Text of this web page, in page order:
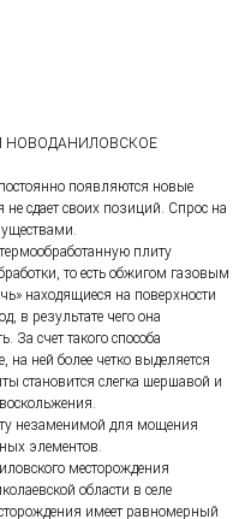
НОВОДАНИЛОВСКОЕ
появляются новые
сдает своих позиций. Спрос на
плиту
то есть обжигом газовым
находящиеся на поверхности
в результате чего она
За счет такого способа
на ней более четко выделяется
становится слегка шершавой и
незаменимой для мощения
элементов.
месторождения
области в селе
имеет равномерный